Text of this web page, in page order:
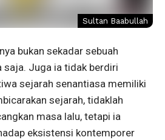
Sultan Baabullah
bukan sekadar sebuah
saja. Juga ia tidak berdiri
sejarah senantiasa memiliki
sejarah, tidaklah
masa lalu, tetapi ia
eksistensi kontemporer